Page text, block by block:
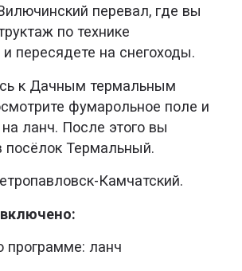
перевал, где вы
по технике
и пересядете на снегоходы.
к Дачным термальным
фумарольное поле и
на ланч. После этого вы
посёлок Термальный.
Камчатский.
программе: ланч